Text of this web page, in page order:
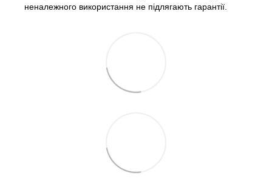
неналежного використання не підлягають гарантії.